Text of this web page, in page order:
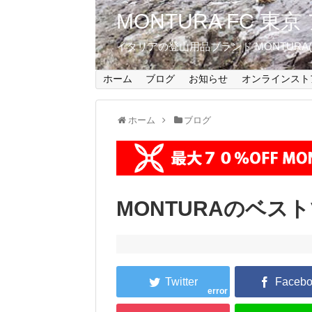
MONTURA FC 東
イタリアの登山用品ブランド
ホーム ブログ お知らせ オンラインスト
ホーム ブログ
MONTURAのベス
error